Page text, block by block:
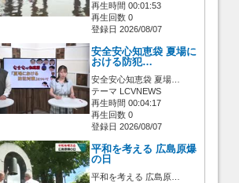
再生時間 00:01:53
再生回数 0
登録日 2026/08/07
安全安心知恵袋 夏場に
おける防犯…
安全安心知恵袋 夏場…
テーマ LCVNEWS
再生時間 00:04:17
再生回数 0
登録日 2026/08/07
平和を考える 広島原爆
の日
平和を考える 広島原…